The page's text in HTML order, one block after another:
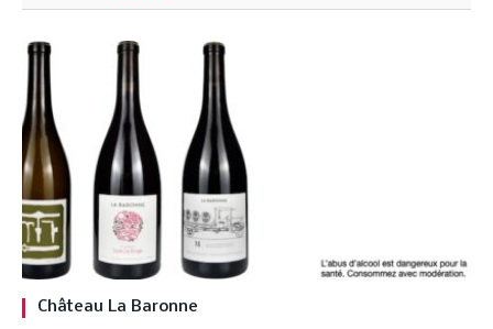
Château La Baronne